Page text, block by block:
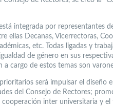
integrada por representantes
ellas Decanas, Vicerrectoras,
etc. Todas ligadas y
de género en sus
a cargo de estos temas son
prioritarios será impulsar el
del Consejo de Rectores;
cooperación inter universitaria y